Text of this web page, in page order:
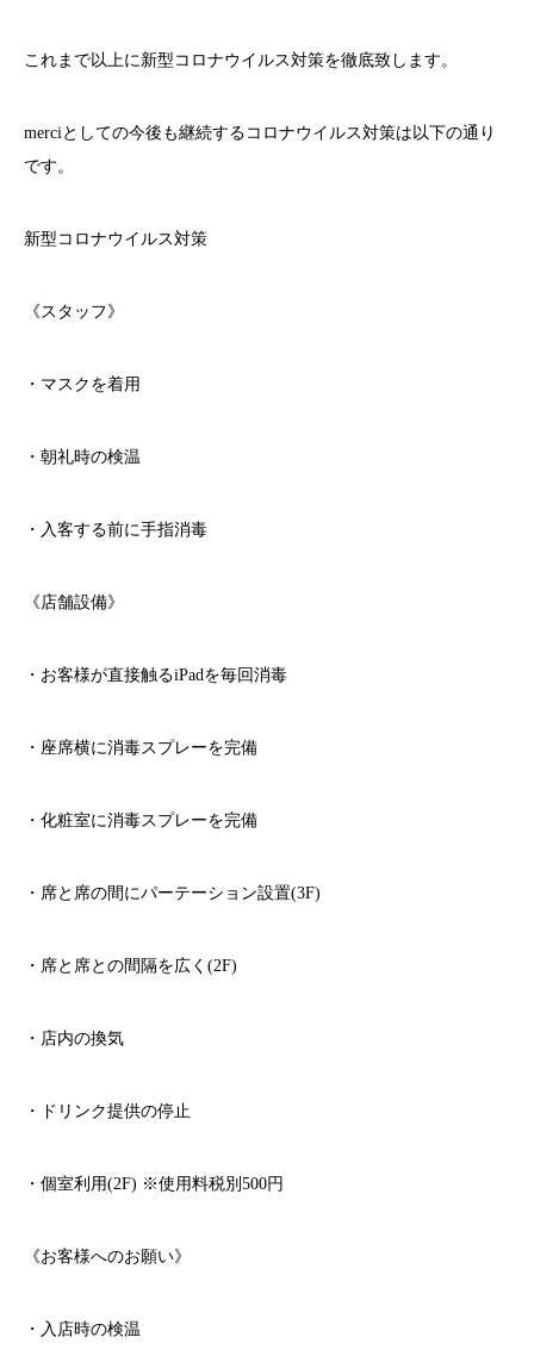
これまで以上に新型コロナウイルス対策を徹底致します。
merciとしての今後も継続するコロナウイルス対策は以下の通り
です。
新型コロナウイルス対策
《スタッフ》
・マスクを着用
・朝礼時の検温
・入客する前に手指消毒
《店舗設備》
・お客様が直接触るiPadを毎回消毒
・座席横に消毒スプレーを完備
・化粧室に消毒スプレーを完備
・席と席の間にパーテーション設置(3F)
・席と席との間隔を広く (2F)
・店内の換気
・ドリンク提供の停止
・個室利用(2F) ※使用料税別 500円
《お客様へのお願い》
・入店時の検温